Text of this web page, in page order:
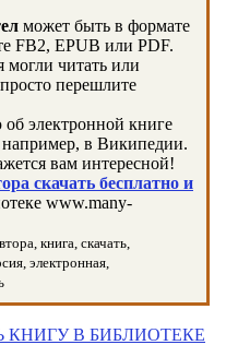
может быть в формате
FB2, EPUB или PDF.
могли читать или
перешлите
электронной книге
в Википедии.
вам интересной!
скачать бесплатно и
www.many-
книга, скачать,
электронная,
КНИГУ В БИБЛИОТЕКЕ